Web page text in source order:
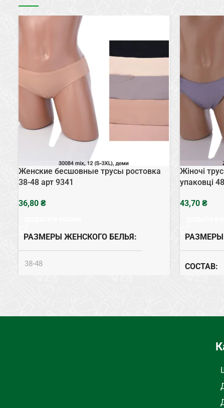
Женские бесшовные трусы ростовка
38-48 арт 9341
₴
РАЗМЕРЫ ЖЕНСКОГО БЕЛЬЯ
38-48
Жіночі
упаковці 48
₴
СОСТАВ